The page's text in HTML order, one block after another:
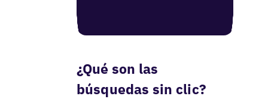
¿Qué son las
búsquedas sin clic?